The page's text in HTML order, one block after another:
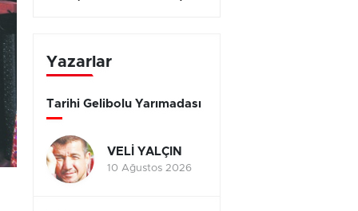
Yazarlar
Tarihi Gelibolu Yarımadası
VELİ YALÇIN
10 Ağustos 2026